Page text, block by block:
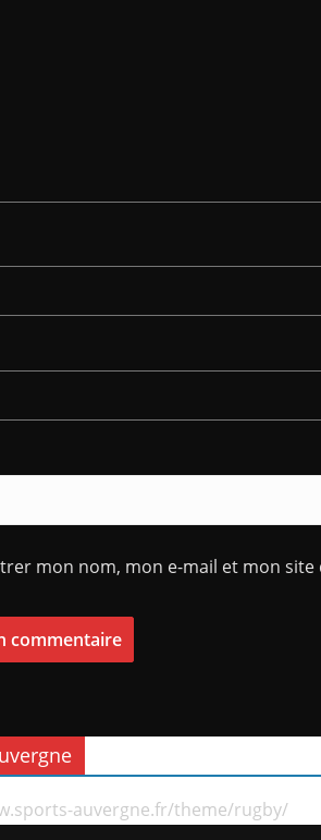
mon nom, mon e-mail et mon
auvergne.fr/theme/rugby/